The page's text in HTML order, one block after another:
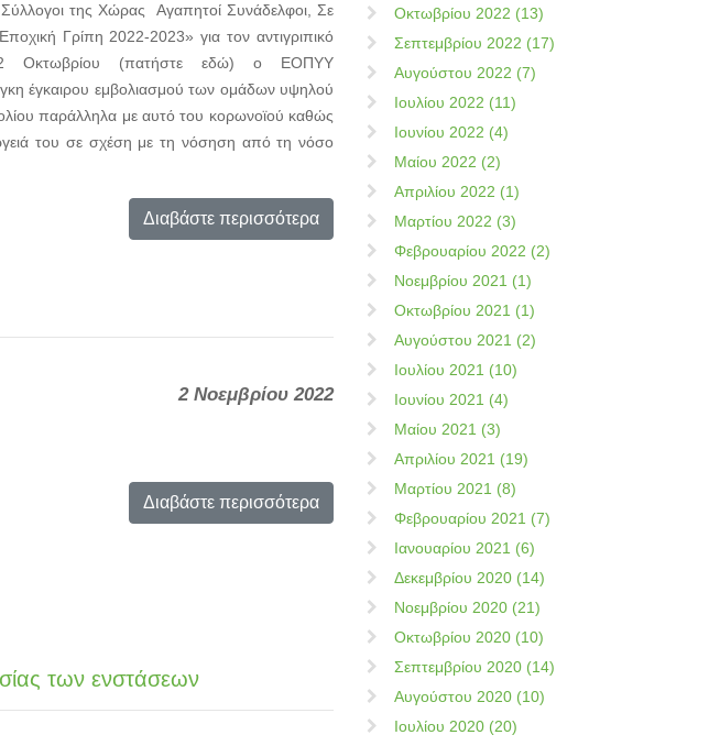
της Χώρας Αγαπητοί Συνάδελφοι, Σε
Γρίπη 2022-2023» για τον αντιγριπικό
Οκτωβρίου (πατήστε εδώ) ο ΕΟΠΥΥ
έγκαιρου εμβολιασμού των ομάδων υψηλού
παράλληλα με αυτό του κορωνοϊού καθώς
του σε σχέση με τη νόσηση από τη νόσο
Διαβάστε περισσότερα
2 Νοεμβρίου 2022
Διαβάστε περισσότερα
των ενστάσεων
Οκτωβρίου 2022 (13)
Σεπτεμβρίου 2022 (17)
Αυγούστου 2022 (7)
Ιουλίου 2022 (11)
Ιουνίου 2022 (4)
Μαίου 2022 (2)
Απριλίου 2022 (1)
Μαρτίου 2022 (3)
Φεβρουαρίου 2022 (2)
Νοεμβρίου 2021 (1)
Οκτωβρίου 2021 (1)
Αυγούστου 2021 (2)
Ιουλίου 2021 (10)
Ιουνίου 2021 (4)
Μαίου 2021 (3)
Απριλίου 2021 (19)
Μαρτίου 2021 (8)
Φεβρουαρίου 2021 (7)
Ιανουαρίου 2021 (6)
Δεκεμβρίου 2020 (14)
Νοεμβρίου 2020 (21)
Οκτωβρίου 2020 (10)
Σεπτεμβρίου 2020 (14)
Αυγούστου 2020 (10)
Ιουλίου 2020 (20)